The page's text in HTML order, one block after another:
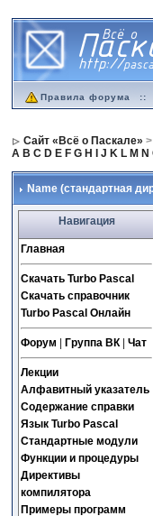
Правила форума ::
Сайт «Всё о Паскале» >
A B C D E F G H J K L M N
Name (стандартная
Навигация
Главная
Скачать Turbo Pascal
Скачать справочник
Turbo Pascal Онлайн
Форум Группа ВК|Чат
Лекции
Алфавитный указатель
Содержание справки
Язык Turbo Pascal
Стандартные модули
Функции и процедуры
Директивы
компилятора
Примеры программ